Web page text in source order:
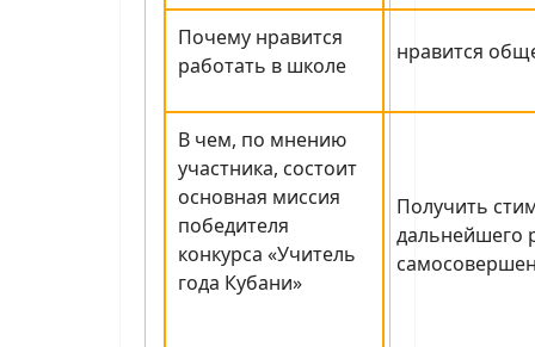
Почему нравится
работать в школе
нравится
В чем, по мнению
участника, состоит
основная миссия
победителя
конкурса «Учитель
года Кубани»
Получить
дальнейшего